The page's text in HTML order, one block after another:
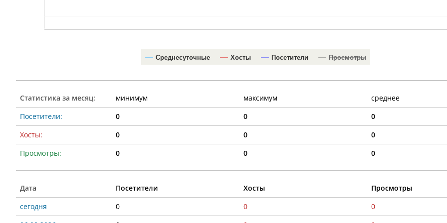
Среднесуточные Хосты Посетители Просмотры
Статистика за месяц: минимум максимум
среднее
Посетители:
0 0
0
Хосты:
0 0
0
Просмотры:
0 0 0
Дата Посетители Хосты
Просмотры
сегодня
0 0
0